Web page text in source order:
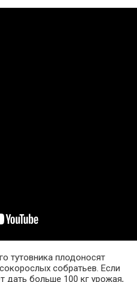
тутовника плодоносят
собратьев. Если
больше 100 кг урожая,